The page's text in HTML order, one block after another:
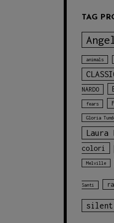
TAG
animals
NARDO
fears
Gloria
Laura
colori
Melville
Santi
silent